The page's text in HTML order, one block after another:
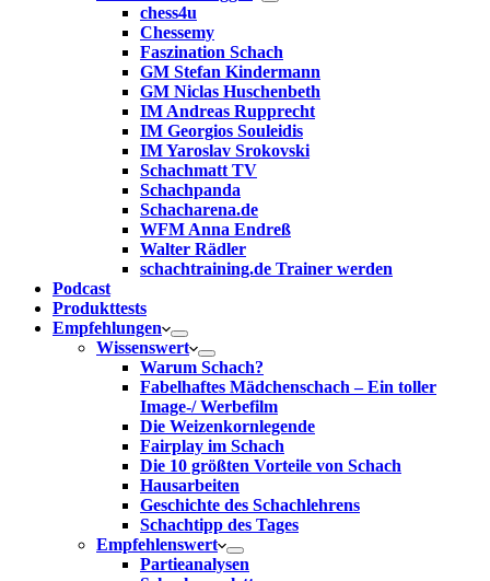
chess4u
Chessemy
Faszination Schach
GM Stefan Kindermann
GM Niclas Huschenbeth
IM Andreas Rupprecht
IM Georgios Souleidis
IM Yaroslav Srokovski
Schachmatt TV
Schachpanda
Schacharena.de
WFM Anna Endreß
Walter Rädler
schachtraining.de Trainer werden
Podcast
Produkttests
Empfehlungen
Wissenswert
Warum Schach?
Fabelhaftes Mädchenschach – Ein toller
Image-/ Werbefilm
Die Weizenkornlegende
Fairplay im Schach
Die 10 größten Vorteile von Schach‎
Hausarbeiten
Geschichte des Schachlehrens
Schachtipp des Tages
Empfehlenswert
Partieanalysen